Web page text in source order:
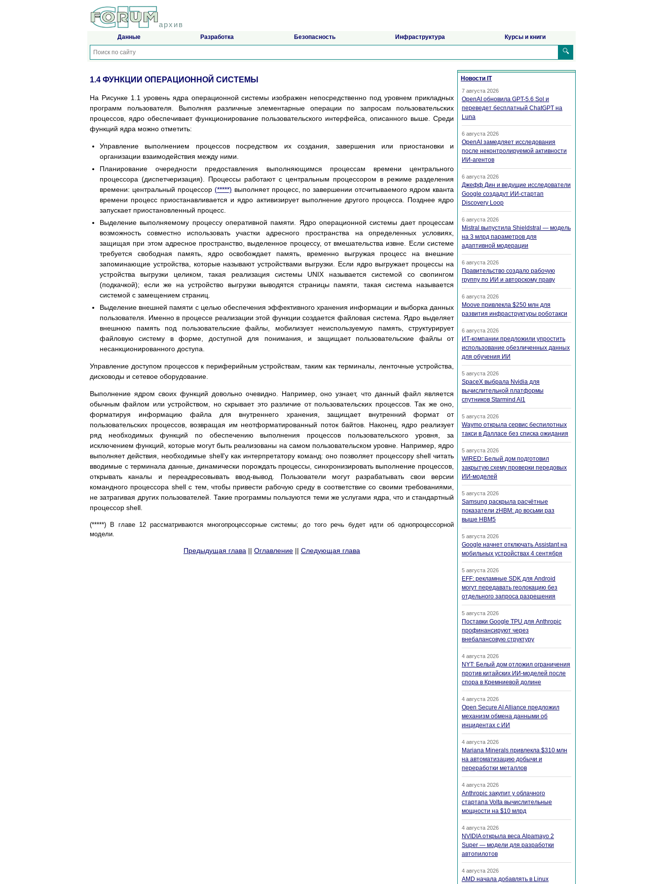
архив
Данные Разработка Безопасность Инфраструктура Курсы и книги
🔍
1.4 ФУНКЦИИ ОПЕРАЦИОННОЙ СИСТЕМЫ
На Рисунке 1.1 уровень ядра операционной системы изображен непосредственно под уровнем прикладных
программ пользователя. Выполняя различные элементарные операции по запросам пользовательских
процессов, ядро обеспечивает функционирование пользовательского интерфейса, описанного выше. Среди
функций ядра можно отметить:
Управление выполнением процессов посредством их создания, завершения или приостановки и
организации взаимодействия между ними.
Планирование очередности предоставления выполняющимся процессам времени центрального
процессора (диспетчеризация). Процессы работают с центральным процессором в режиме разделения
времени: центральный процессор (*****) выполняет процесс, по завершении отсчитываемого ядром кванта
времени процесс приостанавливается и ядро активизирует выполнение другого процесса. Позднее ядро
запускает приостановленный процесс.
Выделение выполняемому процессу оперативной памяти. Ядро операционной системы дает процессам
возможность совместно использовать участки адресного пространства на определенных условиях,
защищая при этом адресное пространство, выделенное процессу, от вмешательства извне. Если системе
требуется свободная память, ядро освобождает память, временно выгружая процесс на внешние
запоминающие устройства, которые называют устройствами выгрузки. Если ядро выгружает процессы на
устройства выгрузки целиком, такая реализация системы UNIX называется системой со свопингом
(подкачкой); если же на устройство выгрузки выводятся страницы памяти, такая система называется
системой с замещением страниц.
Выделение внешней памяти с целью обеспечения эффективного хранения информации и выборка данных
пользователя. Именно в процессе реализации этой функции создается файловая система. Ядро выделяет
внешнюю память под пользовательские файлы, мобилизует неиспользуемую память, структурирует
файловую систему в форме, доступной для понимания, и защищает пользовательские файлы от
несанкционированного доступа.
Управление доступом процессов к периферийным устройствам, таким как терминалы, ленточные устройства,
дисководы и сетевое оборудование.
Выполнение ядром своих функций довольно очевидно. Например, оно узнает, что данный файл является
обычным файлом или устройством, но скрывает это различие от пользовательских процессов. Так же оно,
форматируя информацию файла для внутреннего хранения, защищает внутренний формат от
пользовательских процессов, возвращая им неотформатированный поток байтов. Наконец, ядро реализует
ряд необходимых функций по обеспечению выполнения процессов пользовательского уровня, за
исключением функций, которые могут быть реализованы на самом пользовательском уровне. Например, ядро
выполняет действия, необходимые shell'у как интерпретатору команд: оно позволяет процессору shell читать
вводимые с терминала данные, динамически порождать процессы, синхронизировать выполнение процессов,
открывать каналы и переадресовывать ввод-вывод. Пользователи могут разрабатывать свои версии
командного процессора shell с тем, чтобы привести рабочую среду в соответствие со своими требованиями,
не затрагивая других пользователей. Такие программы пользуются теми же услугами ядра, что и стандартный
процессор shell.
(*****) В главе 12 рассматриваются многопроцессорные системы; до того речь будет идти об однопроцессорной
модели.
Предыдущая глава || Оглавление || Следующая глава
Новости IT
7 августа 2026
OpenAI обновила GPT-5.6 Sol и
переведет бесплатный ChatGPT на
Luna
6 августа 2026
OpenAI замедляет исследования
после неконтролируемой активности
ИИ-агентов
6 августа 2026
Джефф Дин и ведущие исследователи
Google создадут ИИ-стартап
Discovery Loop
6 августа 2026
Mistral выпустила Shieldstral — модель
на 3 млрд параметров для
адаптивной модерации
6 августа 2026
Правительство создало рабочую
группу по ИИ и авторскому праву
6 августа 2026
Moove привлекла $250 млн для
развития инфраструктуры роботакси
6 августа 2026
ИТ-компании предложили упростить
использование обезличенных данных
для обучения ИИ
5 августа 2026
SpaceX выбрала Nvidia для
вычислительной платформы
спутников Starmind AI1
5 августа 2026
Waymo открыла сервис беспилотных
такси в Далласе без списка ожидания
5 августа 2026
WIRED: Белый дом подготовил
закрытую схему проверки передовых
ИИ-моделей
5 августа 2026
Samsung раскрыла расчётные
показатели zHBM: до восьми раз
выше HBM5
5 августа 2026
Google начнет отключать Assistant на
мобильных устройствах 4 сентября
5 августа 2026
EFF: рекламные SDK для Android
могут передавать геолокацию без
отдельного запроса разрешения
5 августа 2026
Поставки Google TPU для Anthropic
профинансируют через
внебалансовую структуру
4 августа 2026
NYT: Белый дом отложил ограничения
против китайских ИИ-моделей после
спора в Кремниевой долине
4 августа 2026
Open Secure AI Alliance предложил
механизм обмена данными об
инцидентах с ИИ
4 августа 2026
Mariana Minerals привлекла $310 млн
на автоматизацию добычи и
переработки металлов
4 августа 2026
Anthropic закупит у облачного
стартапа Volta вычислительные
мощности на $10 млрд
4 августа 2026
NVIDIA открыла веса Alpamayo 2
Super — модели для разработки
автопилотов
4 августа 2026
AMD начала добавлять в Linux